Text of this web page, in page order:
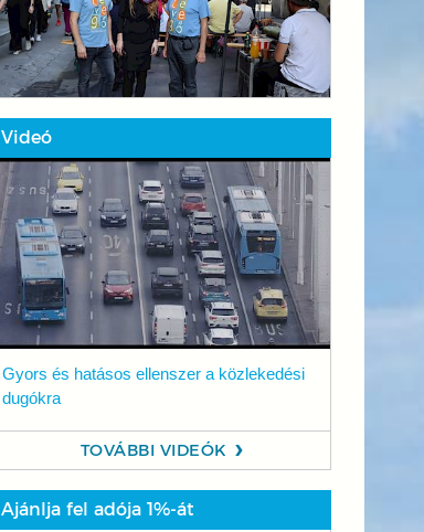
Videó
Gyors és hatásos ellenszer a közlekedési
dugókra
TOVÁBBI VIDEÓK
Ajánlja fel adója 1%-át